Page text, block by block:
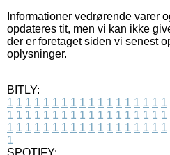
Informationer vedrørende varer
opdateres tit, men vi kan ikke
der er foretaget siden vi senest
oplysninger.
BITLY:
1 1 1 1 1 1 1 1 1 1 1 1 1 1 1 1 1 1
1 1 1 1 1 1 1 1 1 1 1 1 1 1 1 1 1 1
1 1 1 1 1 1 1 1 1 1 1 1 1 1 1 1 1 1
1